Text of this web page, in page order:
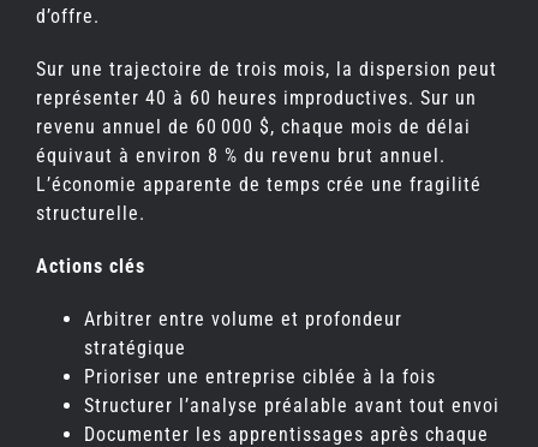
d’offre.
Sur une trajectoire de trois mois, la dispersion peut
représenter 40 à 60 heures improductives. Sur un
revenu annuel de 60 000 $, chaque mois de délai
équivaut à environ 8 % du revenu brut annuel.
L’économie apparente de temps crée une fragilité
structurelle.
Actions clés
Arbitrer entre volume et profondeur
stratégique
Prioriser une entreprise ciblée à la fois
Structurer l’analyse préalable avant tout envoi
Documenter les apprentissages après chaque